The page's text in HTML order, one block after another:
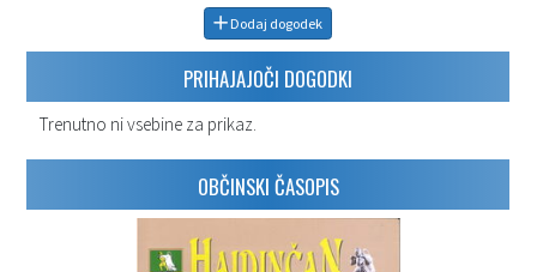
Dodaj dogodek
PRIHAJAJOČI DOGODKI
Trenutno ni vsebine za prikaz.
OBČINSKI ČASOPIS